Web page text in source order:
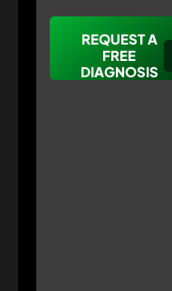
REQUEST A
FREE
DIAGNOSIS